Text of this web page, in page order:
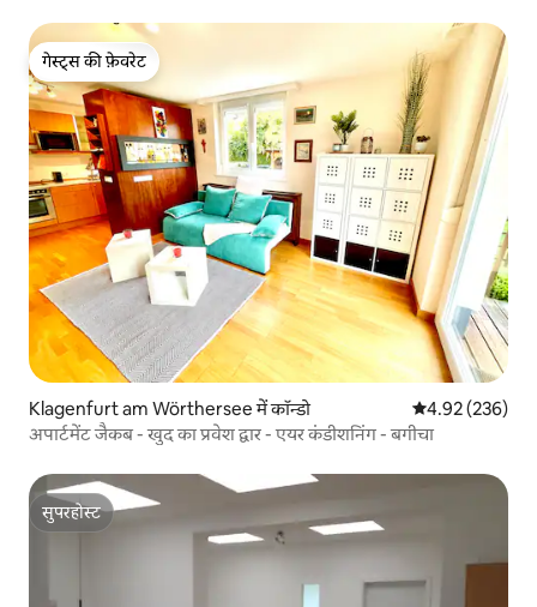
गेस्ट्स की फ़ेवरेट
गेस्ट्स की फ़ेवरेट
Klagenfurt am Wörthersee में कॉन्डो औसत रेटिंग 5 में से
4.92 (236)
अपार्टमेंट जैकब - खुद का प्रवेश द्वार - एयर कंडीशनिंग - बगीचा
सुपरहोस्ट
सुपरहोस्ट